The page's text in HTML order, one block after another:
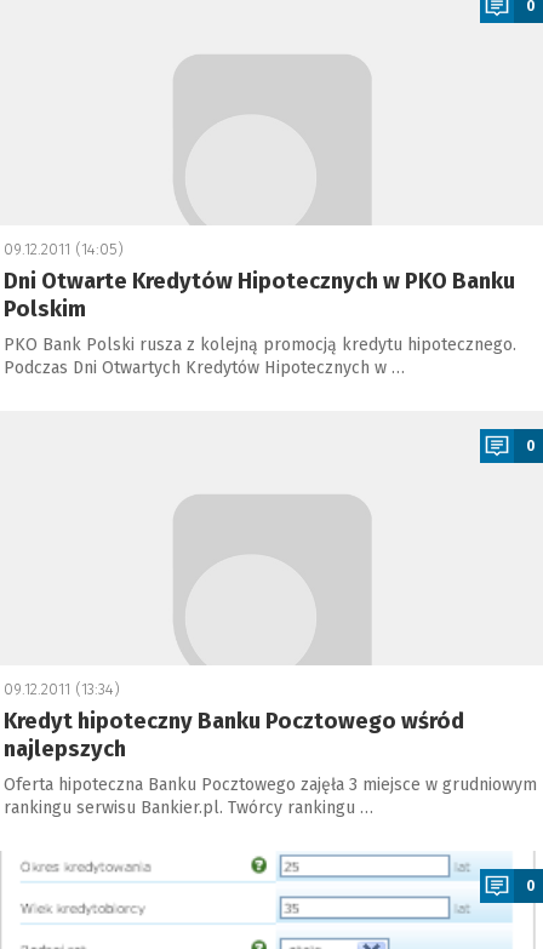
0
09.12.2011 (14:05)
Dni Otwarte Kredytów Hipotecznych w PKO Banku
Polskim
PKO Bank Polski rusza z kolejną promocją kredytu hipotecznego.
Podczas Dni Otwartych Kredytów Hipotecznych w …
0
09.12.2011 (13:34)
Kredyt hipoteczny Banku Pocztowego wśród
najlepszych
Oferta hipoteczna Banku Pocztowego zajęła 3 miejsce w grudniowym
rankingu serwisu Bankier.pl. Twórcy rankingu …
0